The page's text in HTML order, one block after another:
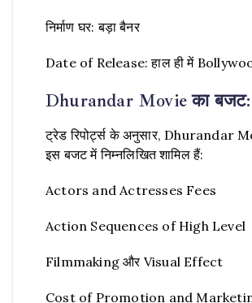
निर्माण घर: बड़ा बैनर
Date of Release: हाल ही में
Dhurandar Movie का बजट:
ट्रेड रिपोर्ट्स के अनुसार, Dhurandar
इस बजट में निम्नलिखित शामिल हैं:
Actors and Actresses Fees
Action Sequences of High Level
Filmmaking और Visual Effect
Cost of Promotion and